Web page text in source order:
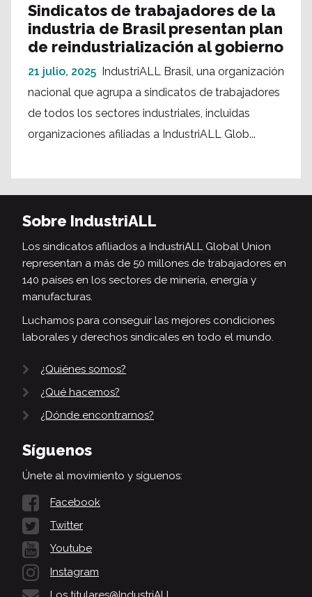
Sindicatos de trabajadores de la
industria de Brasil presentan plan
de reindustrialización al gobierno
21 julio, 2025 IndustriALL Brasil, una organización
nacional que agrupa a sindicatos de trabajadores
de todos los sectores industriales, incluidas
organizaciones afiliadas a IndustriALL Glob...
Sobre IndustriALL
Los sindicatos afiliados a IndustriALL Global Union
representan a más de 50 millones de trabajadores en
140 países en los sectores de minería, energía y
manufacturas.
Luchamos para conseguir las mejores condiciones
laborales y derechos sindicales en todo el mundo.
¿Quiénes somos?
¿Qué hacemos?
¿Dónde encontrarnos?
Síguenos
Únete al movimiento y síguenos:
Facebook
Twitter
Youtube
Instagram